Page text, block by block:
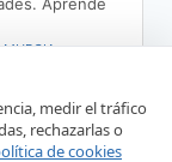
Aprende
MURCIA
medir el tráfico
rechazarlas o
de cookies